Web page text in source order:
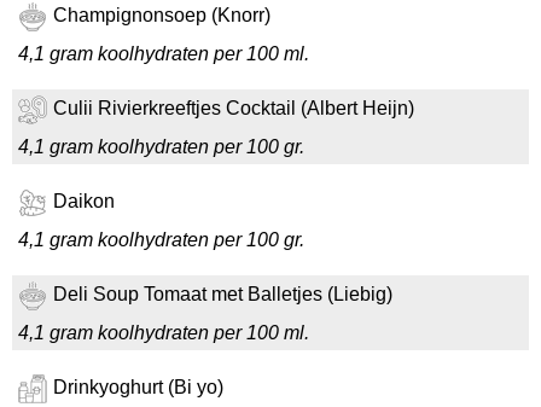
Champignonsoep (Knorr)
4,1 gram koolhydraten per 100 ml.
Culii Rivierkreeftjes Cocktail (Albert Heijn)
4,1 gram koolhydraten per 100 gr.
Daikon
4,1 gram koolhydraten per 100 gr.
Deli Soup Tomaat met Balletjes (Liebig)
4,1 gram koolhydraten per 100 ml.
Drinkyoghurt (Bi yo)